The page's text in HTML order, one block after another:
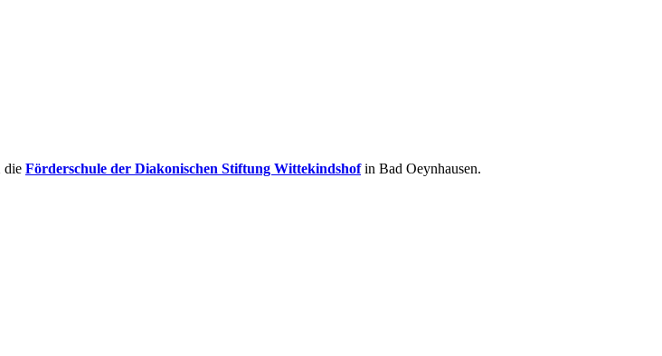
die Förderschule der Diakonischen Stiftung Wittekindshofin Bad Oeynhausen.